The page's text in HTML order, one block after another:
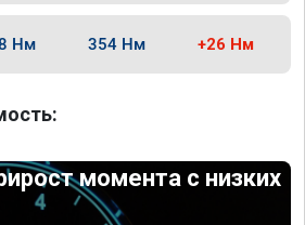
Нм 354 Нм +26 Нм
момента с низких